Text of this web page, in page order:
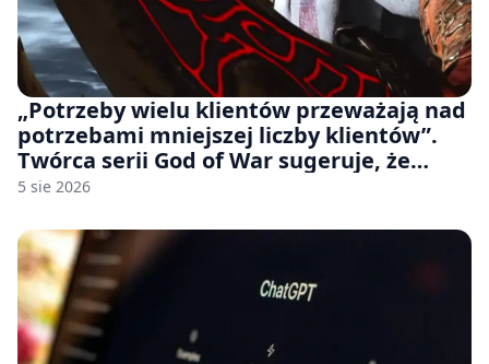
„Potrzeby wielu klientów przeważają nad
potrzebami mniejszej liczby klientów”.
Twórca serii God of War sugeruje, że
rozumie, dlaczego Sony rezygnuje z gier
5 sie 2026